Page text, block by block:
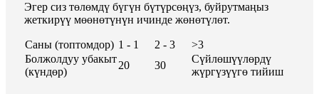
Эгер сиз төлөмдү бүгүн бүтүрсөңүз, буйрутмаңыз
жеткирүү мөөнөтүнүн ичинде жөнөтүлөт.
Саны (топтомдор) 1 - 1 2 - 3
>3
Болжолдуу убакыт
(күндөр)
20 30
Сүйлөшүүлөрдү
жүргүзүүгө тийиш